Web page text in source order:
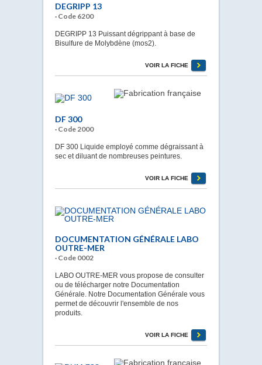
DEGRIPP 13
· Code 6200
DEGRIPP 13 Puissant dégrippant à base de
Bisulfure de Molybdène (mos2).
VOIR LA FICHE
DF 300
· Code 2000
DF 300 Liquide employé comme dégraissant à
sec et diluant de nombreuses peintures.
VOIR LA FICHE
DOCUMENTATION GÉNÉRALE LABO
OUTRE-MER
· Code 0002
LABO OUTRE-MER vous propose de consulter
ou de télécharger notre Documentation
Générale. Notre Documentation Générale vous
permet de découvrir l'ensemble de nos
produits.
VOIR LA FICHE